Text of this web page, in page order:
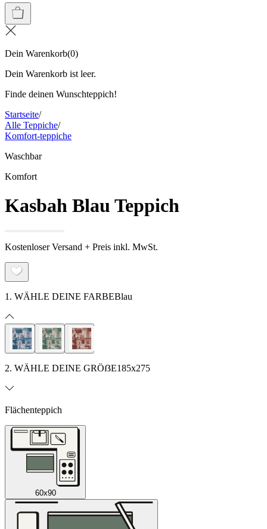
Dein Warenkorb(0)
Dein Warenkorb ist leer.
Finde deinen Wunschteppich!
Startseite/
Alle Teppiche/
Komfort-teppiche
Waschbar
Komfort
Kasbah Blau Teppich
Kostenloser Versand + Preis inkl. MwSt.
1. WÄHLE DEINE FARBEBlau
2. WÄHLE DEINE GRÖẞE185x275
Flächenteppich
60x90